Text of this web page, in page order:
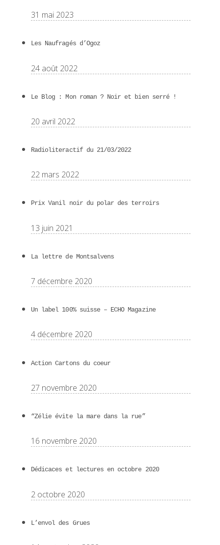
31 mai 2023
Les Naufragés d’Ogoz
24 août 2022
Le Blog : Mon roman ? Noir et bien serré !
20 avril 2022
Radioliteractif du 21/03/2022
22 mars 2022
Prix Vanil noir du polar des terroirs
13 juin 2021
La lettre de Montsalvens
7 décembre 2020
Un label 100% suisse – ECHO Magazine
4 décembre 2020
Action Cartons du coeur
27 novembre 2020
“Zélie évite la mare dans la rue”
16 novembre 2020
Dédicaces et lectures en octobre 2020
2 octobre 2020
L’envol des Grues